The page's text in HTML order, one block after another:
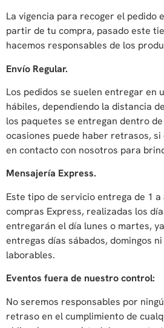
La vigencia para recoger el pedido
partir de tu compra, pasado este
hacemos responsables de los
Envío Regular.
Los pedidos se suelen entregar en
hábiles, dependiendo la distancia
los paquetes se entregan dentro
ocasiones puede haber retrasos,
en contacto con nosotros para
Mensajería Express.
Este tipo de servicio entrega de 1 a
compras Express, realizadas los
entregarán el día lunes o martes,
entregas días sábados, domingos
laborables.
Eventos fuera de nuestro control:
No seremos responsables por
retraso en el cumplimiento de